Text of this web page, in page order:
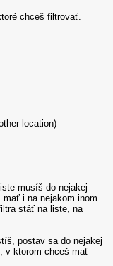
chceš filtrovať.
location)
musíš do nejakej
i na nejakom inom
stáť na liste, na
postav sa do nejakej
v ktorom chceš mať